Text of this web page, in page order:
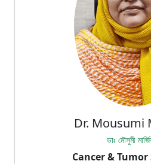
Dr. Mousumi
ডাঃ মৌসুমী
Cancer &